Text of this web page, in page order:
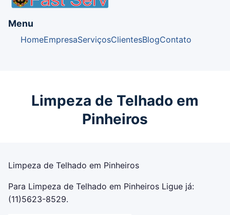
Menu
HomeEmpresaServiçosClientesBlogContato
Limpeza de Telhado em
Pinheiros
Limpeza de Telhado em Pinheiros
Para Limpeza de Telhado em Pinheiros Ligue já:
(11)5623-8529.